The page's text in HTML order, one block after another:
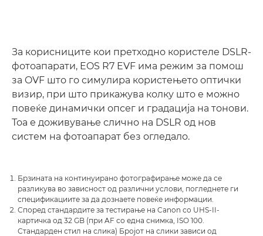
За корисниците кои претходно користеле DSLR-
фотоапарати, EOS R7 EVF има режим за помош
за OVF што го симулира користењето оптички
визир, при што прикажува колку што е можно
повеќе динамички опсег и градација на тонови.
Тоа е доживување слично на DSLR од нов
систем на фотоапарат без огледало.
Брзината на континуирано фотографирање може да се
разликува во зависност од различни услови, погледнете ги
спецификациите за да дознаете повеќе информации.
Според стандардите за тестирање на Canon со UHS-II-
картичка од 32 GB (при AF со една снимка, ISO 100.
Стандарден стил на слика) Бројот на слики зависи од